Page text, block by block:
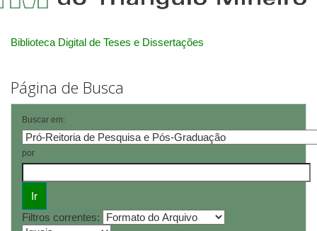
Biblioteca Digital de Teses e Dissertações
Página de Busca
Buscar em:
por
Filtros correntes: